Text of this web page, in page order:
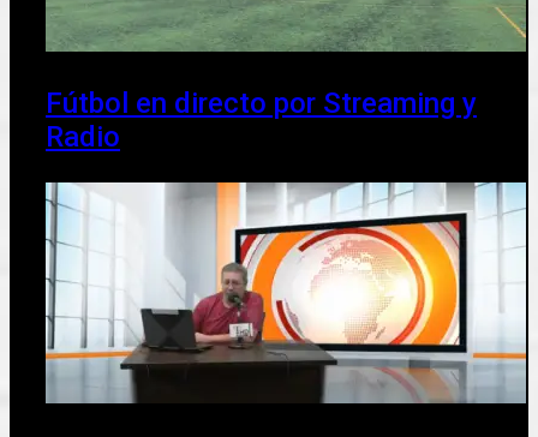
Fútbol en directo por Streaming y
Radio